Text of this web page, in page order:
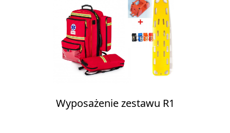
Wyposażenie zestawu R1